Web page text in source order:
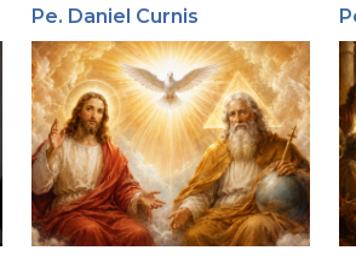
Pe. Daniel Curnis